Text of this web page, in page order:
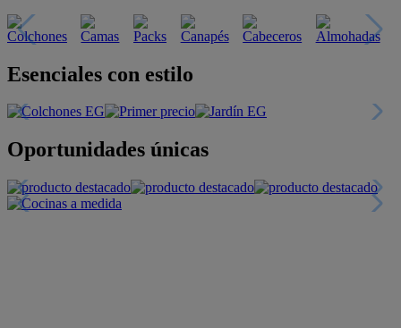
Esenciales con estilo
Oportunidades únicas